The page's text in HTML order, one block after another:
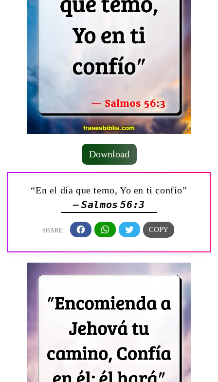
Download
“En el día que temo, Yo en ti confío”
— Salmos 56:3